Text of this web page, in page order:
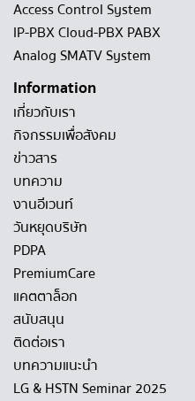
Access Control System
IP-PBX Cloud-PBX PABX
Analog SMATV System
Information
เกี่ยวกับเรา
กิจกรรมเพื่อสังคม
ข่าวสาร
บทความ
งานอีเวนท์
วันหยุดบริษัท
PDPA
PremiumCare
แคตตาล็อก
สนับสนุน
ติดต่อเรา
บทความแนะนำ
LG & HSTN Seminar 2025